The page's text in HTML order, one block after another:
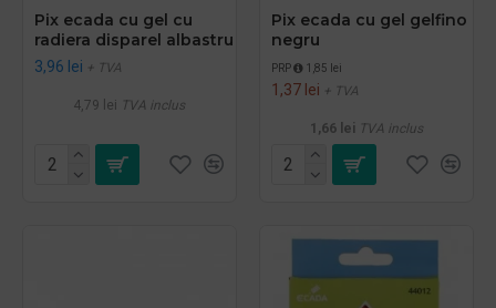
Pix ecada cu gel cu
radiera disparel albastru
3,96 lei + TVA
4,79 lei TVA inclus
Pix ecada cu gel gelfino
negru
PRP 1,85 lei
1,37 lei + TVA
1,66 lei TVA inclus